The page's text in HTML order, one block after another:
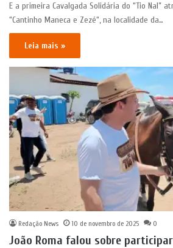
E a primeira Cavalgada Solidária do “Tio Nal”
“Cantinho Maneca e Zezé“, na localidade da…
Leia mais »
Redação News 10 de novembro de 2025 0
João Roma falou sobre